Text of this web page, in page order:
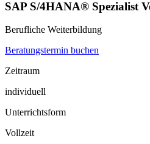
SAP S/4HANA® Spezialist
Berufliche Weiterbildung
Beratungstermin buchen
Zeitraum
individuell
Unterrichtsform
Vollzeit